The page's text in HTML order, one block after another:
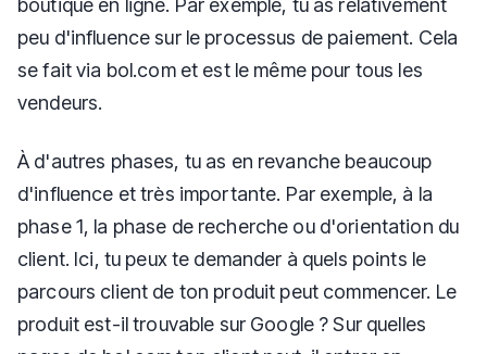
boutique en ligne. Par exemple, tu as relativement
peu d'influence sur le processus de paiement. Cela
se fait via bol.com et est le même pour tous les
vendeurs.
À d'autres phases, tu as en revanche beaucoup
d'influence et très importante. Par exemple, à la
phase 1, la phase de recherche ou d'orientation du
client. Ici, tu peux te demander à quels points le
parcours client de ton produit peut commencer. Le
produit est-il trouvable sur Google ? Sur quelles